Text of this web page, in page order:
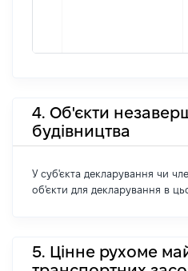
4. Об'єкти
будівництва
У суб'єкта декларування чи
об'єкти для декларування в
5. Цінне рухоме